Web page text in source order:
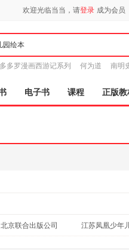
欢迎光临当当，请登录 成为会员
多多罗漫画西游记系列 何为道 南明
电子书 课程 正版教
北京联合出版公司